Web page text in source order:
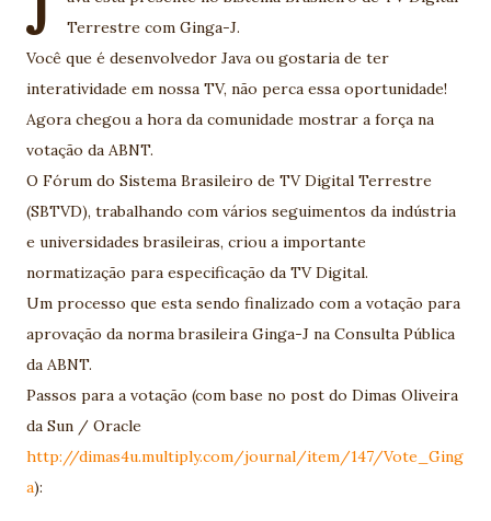
Terrestre com Ginga-J.
Você que é desenvolvedor Java ou gostaria de ter
interatividade em nossa TV, não perca essa oportunidade!
Agora chegou a hora da comunidade mostrar a força na
votação da ABNT.
O Fórum do Sistema Brasileiro de TV Digital Terrestre
(SBTVD), trabalhando com vários seguimentos da indústria
e universidades brasileiras, criou a importante
normatização para especificação da TV Digital.
Um processo que esta sendo finalizado com a votação para
aprovação da norma brasileira Ginga-J na Consulta Pública
da ABNT.
Passos para a votação (com base no post do Dimas Oliveira
da Sun / Oracle
http://dimas4u.multiply.com/journal/item/147/Vote_Ging
a):